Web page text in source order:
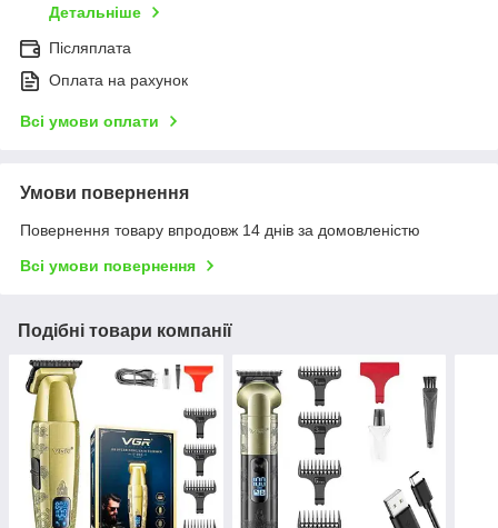
Детальніше
Післяплата
Оплата на рахунок
Всі умови оплати
Умови повернення
Повернення товару впродовж 14 днів за домовленістю
Всі умови повернення
Подібні товари компанії